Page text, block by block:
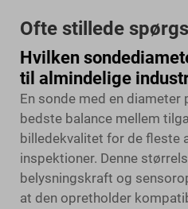
Ofte stillede
Hvilken
til almindelige
En sonde med en diameter
bedste balance mellem
billedekvalitet for de fleste
inspektioner. Denne
belysningskraft og
at den opretholder